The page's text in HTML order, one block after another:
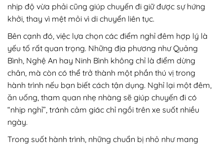
nhịp độ vừa phải cũng giúp chuyến đi giữ được sự hứng
khởi, thay vì mệt mỏi vì di chuyển liên tục.
Bên cạnh đó, việc lựa chọn các điểm nghỉ đêm hợp lý là
yếu tố rất quan trọng. Những địa phương như Quảng
Bình, Nghệ An hay Ninh Bình không chỉ là điểm dừng
chân, mà còn có thể trở thành một phần thú vị trong
hành trình nếu bạn biết cách tận dụng. Nghỉ lại một đêm,
ăn uống, tham quan nhẹ nhàng sẽ giúp chuyến đi có
“nhịp nghỉ”, tránh cảm giác chỉ ngồi trên xe suốt nhiều
ngày.
Trong suốt hành trình, những chuẩn bị nhỏ như mang